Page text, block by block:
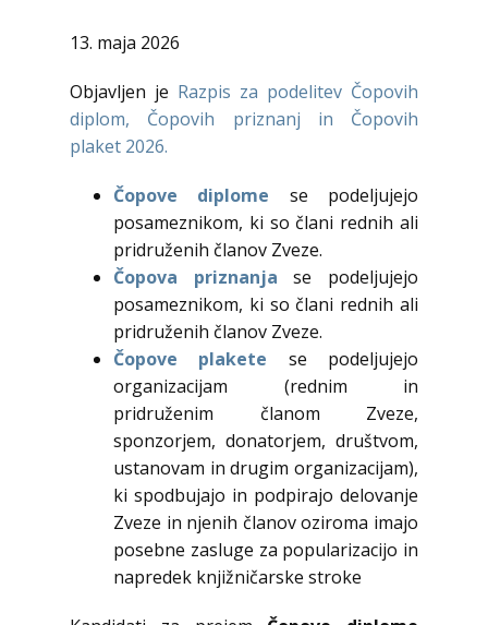
13. maja 2026
Objavljen je Razpis za podelitev Čopovih
diplom, Čopovih priznanj in Čopovih
plaket 2026.
Čopove diplome se podeljujejo
posameznikom, ki so člani rednih ali
pridruženih članov Zveze.
Čopova priznanja se podeljujejo
posameznikom, ki so člani rednih ali
pridruženih članov Zveze.
Čopove plakete se podeljujejo
organizacijam (rednim in
pridruženim članom Zveze,
sponzorjem, donatorjem, društvom,
ustanovam in drugim organizacijam),
ki spodbujajo in podpirajo delovanje
Zveze in njenih članov oziroma imajo
posebne zasluge za popularizacijo in
napredek knjižničarske stroke